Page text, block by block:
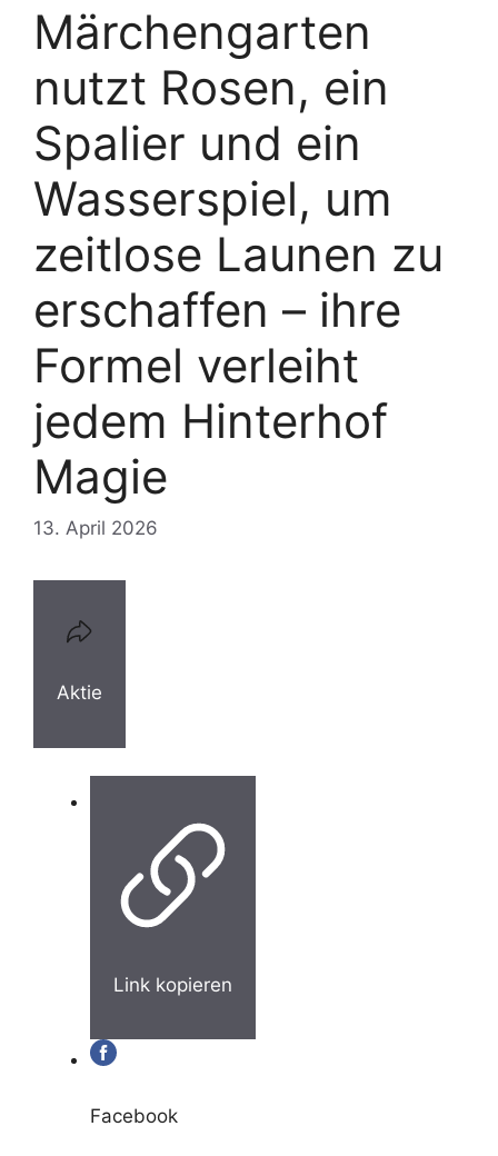
Märchengarten
nutzt Rosen, ein
Spalier und ein
Wasserspiel, um
zeitlose Launen zu
erschaffen – ihre
Formel verleiht
jedem Hinterhof
Magie
13. April 2026
Aktie
Link kopieren
Facebook